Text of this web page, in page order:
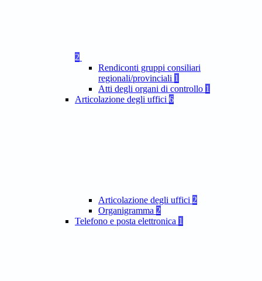
2
Rendiconti gruppi consiliari
regionali/provinciali 1
Atti degli organi di controllo 1
Articolazione degli uffici 6
Articolazione degli uffici 2
Organigramma 2
Telefono e posta elettronica 1